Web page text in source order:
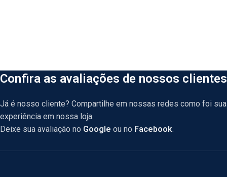
Confira as avaliações de nossos clientes
Já é nosso cliente? Compartilhe em nossas redes como foi sua
experiência em nossa loja.
Deixe sua avaliação no Google ou no Facebook.